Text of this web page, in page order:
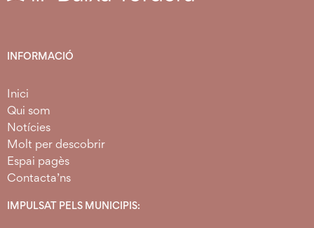
INFORMACIÓ
Inici
Qui som
Notícies
Molt per descobrir
Espai pagès
Contacta’ns
IMPULSAT PELS MUNICIPIS: